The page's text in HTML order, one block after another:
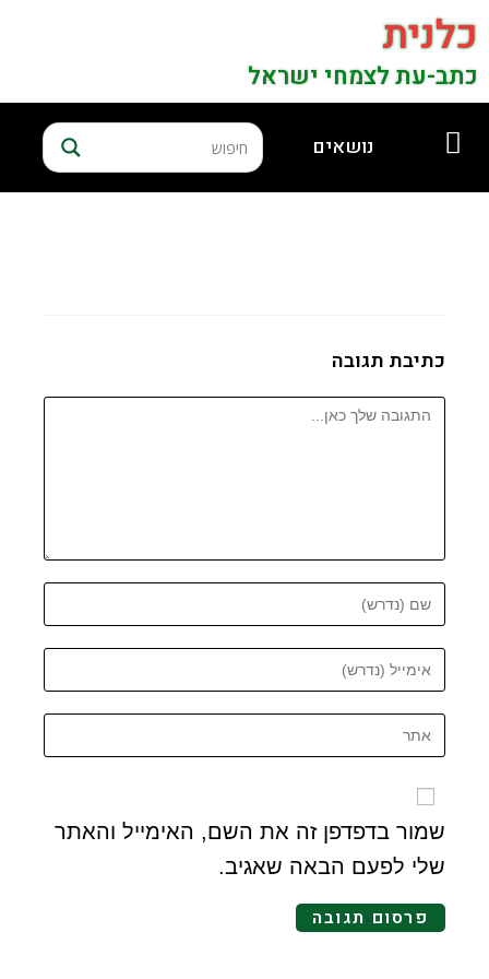
כלנית
כתב-עת לצמחי ישראל
נושאים
כתיבת תגובה
שמור בדפדפן זה את השם, האימייל והאתר
שלי לפעם הבאה שאגיב.